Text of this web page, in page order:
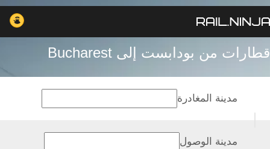
قطارات من بودابست إلى Bucharest
مدينة المغادرة
مدينة الوصول